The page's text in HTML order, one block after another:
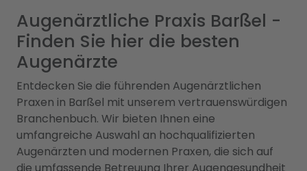
Augenärztliche Praxis Barßel -
Finden Sie hier die besten
Augenärzte
Entdecken Sie die führenden Augenärztlichen
Praxen in Barßel mit unserem vertrauenswürdigen
Branchenbuch. Wir bieten Ihnen eine
umfangreiche Auswahl an hochqualifizierten
Augenärzten und modernen Praxen, die sich auf